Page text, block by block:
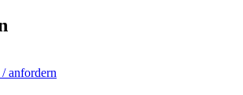
anfordern